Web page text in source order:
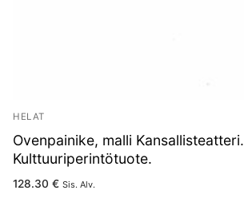
HELAT
Ovenpainike, malli Kansallisteatteri.
Kulttuuriperintötuote.
128.30 € Sis. Alv.